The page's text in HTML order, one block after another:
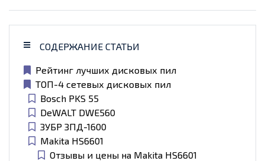
СОДЕРЖАНИЕ СТАТЬИ
Рейтинг лучших дисковых пил
ТОП-4 сетевых дисковых пил
Bosch PKS 55
DeWALT DWE560
ЗУБР ЗПД-1600
Makita HS6601
Отзывы и цены на Makita HS6601